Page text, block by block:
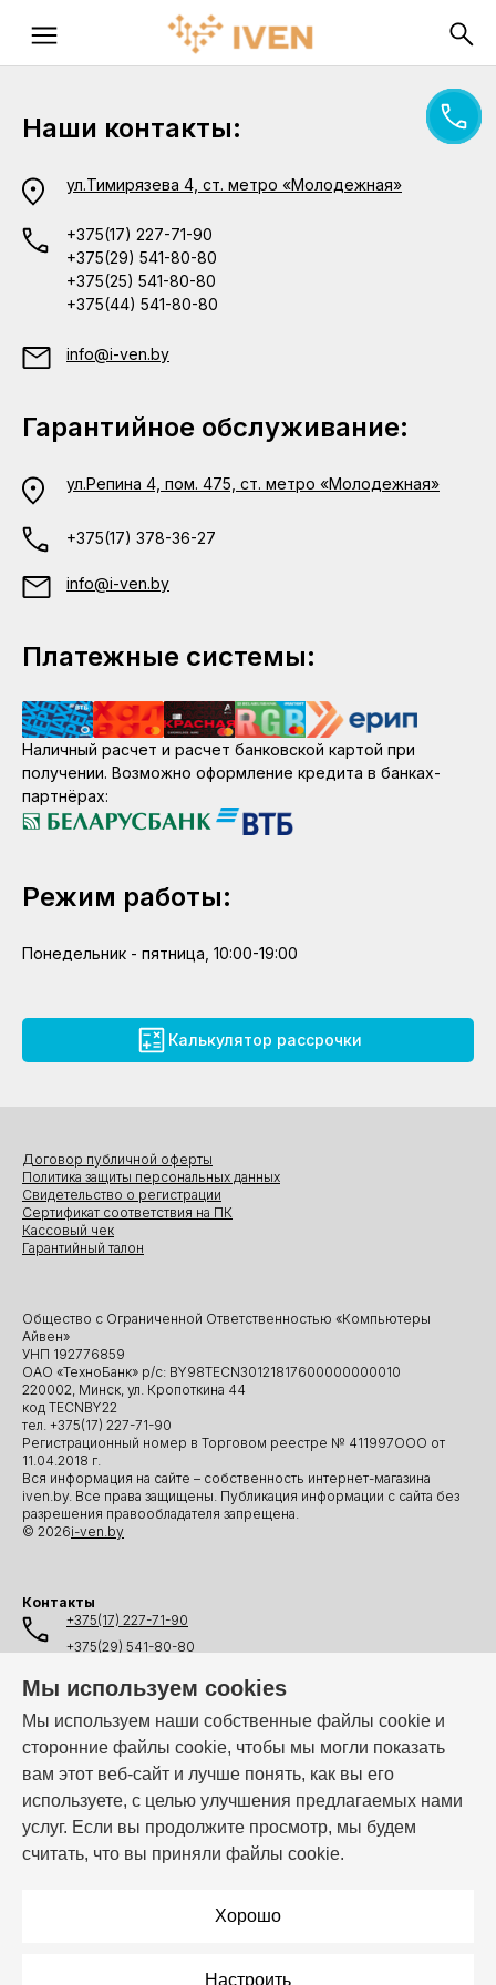
Мы используем cookies
Мы используем наши собственные файлы cookie и
сторонние файлы cookie, чтобы мы могли показать
вам этот веб-сайт и лучше понять, как вы его
используете, с целью улучшения предлагаемых нами
услуг. Если вы продолжите просмотр, мы будем
считать, что вы приняли файлы cookie.
Хорошо
Настроить
Наши контакты:
ул.Тимирязева 4, ст. метро «Молодежная»
+375(17) 227-71-90
+375(29) 541-80-80
+375(25) 541-80-80
+375(44) 541-80-80
info@i-ven.by
Гарантийное обслуживание:
ул.Репина 4, пом. 475, ст. метро «Молодежная»
+375(17) 378-36-27
info@i-ven.by
Платежные системы:
Наличный расчет и расчет банковской картой при
получении. Возможно оформление кредита в банках-
партнёрах:
Режим работы:
Понедельник - пятница, 10:00-19:00
Калькулятор рассрочки
Общество с Ограниченной Ответственностью «Компьютеры
Айвен»
УНП 192776859
ОАО «ТехноБанк» р/с: BY98TECN30121817600000000010
220002, Минск, ул. Кропоткина 44
код TECNBY22
тел. +375(17) 227-71-90
Регистрационный номер в Торговом реестре № 411997ООО от
11.04.2018 г.
Вся информация на сайте – собственность интернет-магазина
iven.by. Все права защищены. Публикация информации с сайта без
разрешения правообладателя запрещена.
© 2026i-ven.by
Договор публичной оферты
Политика защиты персональных данных
Свидетельство о регистрации
Сертификат соответствия на ПК
Кассовый чек
Гарантийный талон
Контакты
+375(17) 227-71-90
+375(29) 541-80-80
+375(44) 541-80-80
info@i-ven.by
Мы в мессенджерах:
Режим работы: Пн–Пт: 10:00 – 19:00